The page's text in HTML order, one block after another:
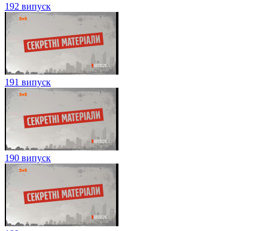
192 випуск
191 випуск
190 випуск